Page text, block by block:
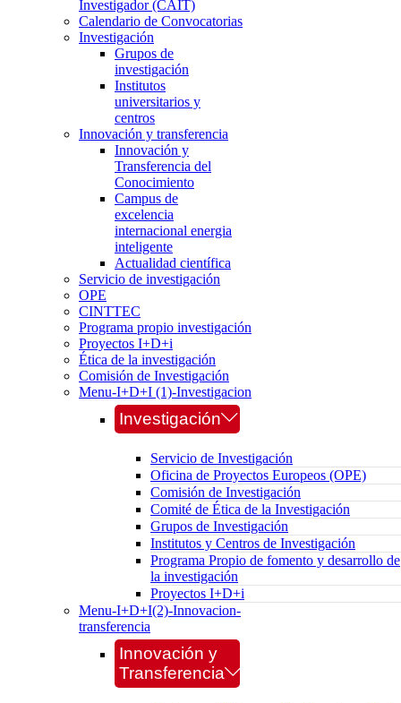
Investigador (CAIT)
Calendario de Convocatorias
Investigación
Grupos de
investigación
Institutos
universitarios y
centros
Innovación y transferencia
Innovación y
Transferencia del
Conocimiento
Campus de
excelencia
internacional energia
inteligente
Actualidad científica
Servicio de investigación
OPE
CINTTEC
Programa propio investigación
Proyectos I+D+i
Ética de la investigación
Comisión de Investigación
Menu-I+D+I (1)-Investigacion
Investigación
Servicio de Investigación
Oficina de Proyectos Europeos (OPE)
Comisión de Investigación
Comité de Ética de la Investigación
Grupos de Investigación
Institutos y Centros de Investigación
Programa Propio de fomento y desarrollo de
la investigación
Proyectos I+D+i
Menu-I+D+I(2)-Innovacion-
transferencia
Innovación y
Transferencia